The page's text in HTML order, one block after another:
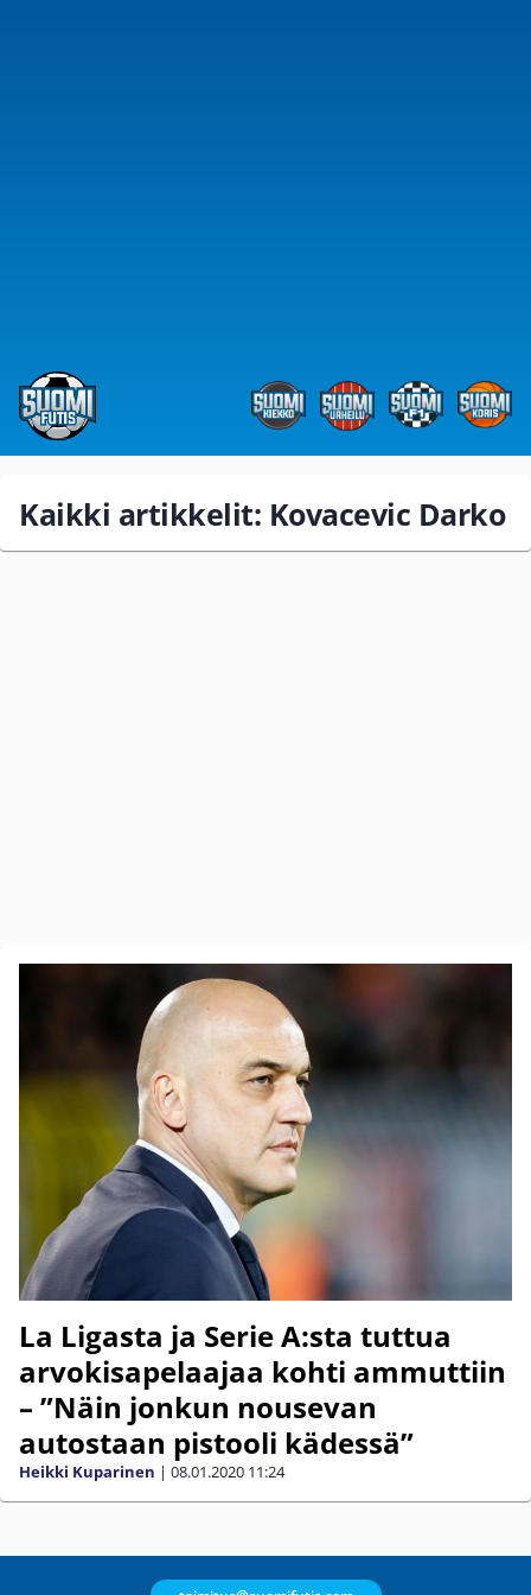
Kaikki artikkelit: Kovacevic Darko
La Ligasta ja Serie A:sta tuttua
arvokisapelaajaa kohti ammuttiin
– ”Näin jonkun nousevan
autostaan pistooli kädessä”
Heikki Kuparinen | 08.01.2020 11:24